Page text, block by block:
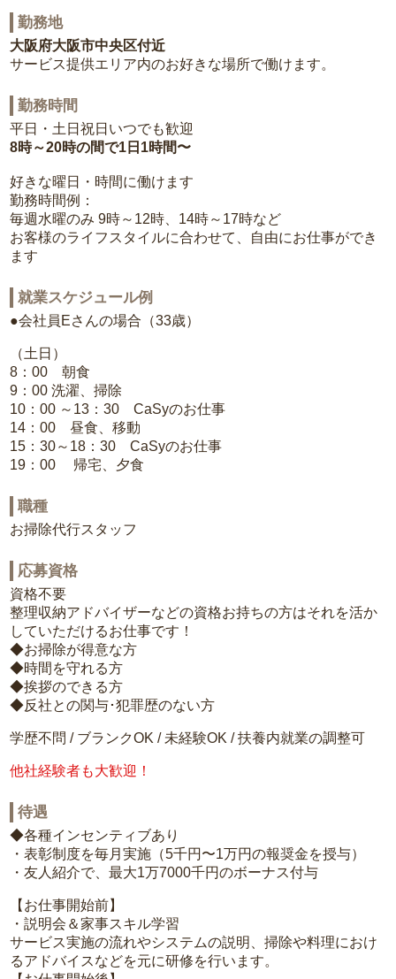
勤務地
大阪府大阪市中央区付近
サービス提供エリア内のお好きな場所で働けます。
勤務時間
平日・土日祝日いつでも歓迎
8時～20時の間で1日1時間〜
好きな曜日・時間に働けます
勤務時間例：
毎週水曜のみ 9時～12時、14時～17時など
お客様のライフスタイルに合わせて、自由にお仕事ができ
ます
就業スケジュール例
●会社員Eさんの場合（33歳）
（土日）
8：00 朝食
9：00 洗濯、掃除
10：00 ～13：30 CaSyのお仕事
14：00 昼食、移動
15：30～18：30 CaSyのお仕事
19：00 帰宅、夕食
職種
お掃除代行スタッフ
応募資格
資格不要
整理収納アドバイザーなどの資格お持ちの方はそれを活か
していただけるお仕事です！
◆お掃除が得意な方
◆時間を守れる方
◆挨拶のできる方
◆反社との関与･犯罪歴のない方
学歴不問 / ブランクOK / 未経験OK / 扶養内就業の調整可
他社経験者も大歓迎！
待遇
◆各種インセンティブあり
・表彰制度を毎月実施（5千円〜1万円の報奨金を授与）
・友人紹介で、最大1万7000千円のボーナス付与
【お仕事開始前】
・説明会＆家事スキル学習
サービス実施の流れやシステムの説明、掃除や料理におけ
るアドバイスなどを元に研修を行います。